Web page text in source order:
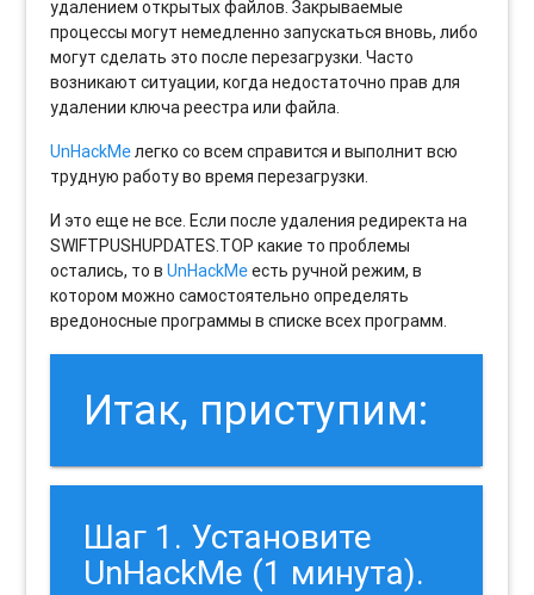
удалением открытых файлов. Закрываемые
процессы могут немедленно запускаться вновь, либо
могут сделать это после перезагрузки. Часто
возникают ситуации, когда недостаточно прав для
удалении ключа реестра или файла.
UnHackMeлегко со всем справится и выполнит всю
трудную работу во время перезагрузки.
И это еще не все. Если после удаления редиректа на
SWIFTPUSHUPDATES.TOP какие то проблемы
остались, то вUnHackMeесть ручной режим, в
котором можно самостоятельно определять
вредоносные программы в списке всех программ.
Итак, приступим:
Шаг 1. Установите
UnHackMe (1 минута).